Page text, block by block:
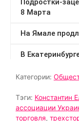
Категории:
Тэги: Константин
ассоциации
торговля,